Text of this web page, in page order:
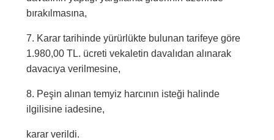
bırakılmasına,
7. Karar tarihinde yürürlükte bulunan tarifeye göre
1.980,00 TL. ücreti vekaletin davalıdan alınarak
davacıya verilmesine,
8. Peşin alınan temyiz harcının isteği halinde
ilgilisine iadesine,
karar verildi.